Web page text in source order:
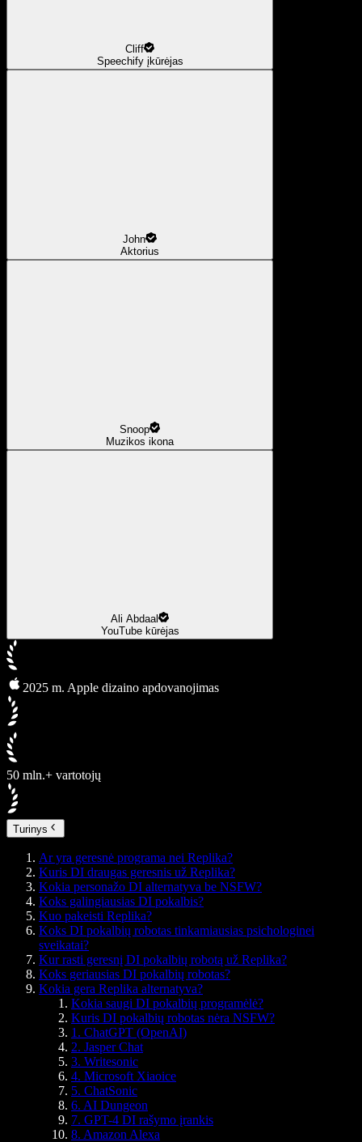
Cliff
Speechify įkūrėjas
John
Aktorius
Snoop
Muzikos ikona
Ali Abdaal
YouTube kūrėjas
2025 m. Apple dizaino apdovanojimas
50 mln.+ vartotojų
Turinys
Ar yra geresnė programa nei Replika?
Kuris DI draugas geresnis už Replika?
Kokia personažo DI alternatyva be NSFW?
Koks galingiausias DI pokalbis?
Kuo pakeisti Replika?
Koks DI pokalbių robotas tinkamiausias psichologinei
sveikatai?
Kur rasti geresnį DI pokalbių robotą už Replika?
Koks geriausias DI pokalbių robotas?
Kokia gera Replika alternatyva?
Kokia saugi DI pokalbių programėlė?
Kuris DI pokalbių robotas nėra NSFW?
1. ChatGPT (OpenAI)
2. Jasper Chat
3. Writesonic
4. Microsoft Xiaoice
5. ChatSonic
6. AI Dungeon
7. GPT-4 DI rašymo įrankis
8. Amazon Alexa